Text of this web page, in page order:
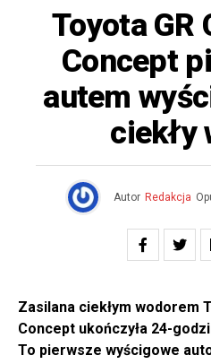
Toyota GR
Concept
autem
ciekły
Autor Redakcja
Zasilana ciekłym wodorem
Concept ukończyła 24-
To pierwsze wyścigowe